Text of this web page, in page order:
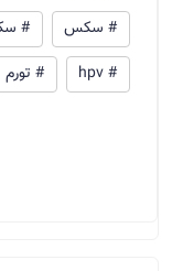
# سکس
#
# hpv
# تورم